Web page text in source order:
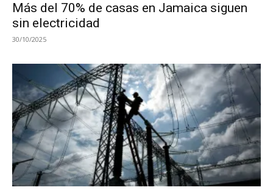
Más del 70% de casas en Jamaica siguen
sin electricidad
30/10/2025